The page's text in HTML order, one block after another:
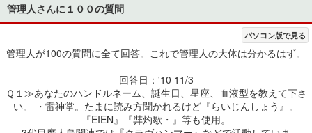
管理人さんに１００の質問
パソコン版で見る
管理人が100の質問に全て回答。これで管理人の大体は分かるはず。
回答日：'10 11/3
Ｑ１≫あなたのハンドルネーム、誕生日、星座、血液型を教えて下さ
い。 ・雷神掌。たまに読み方聞かれるけど『らいじんしょう』。
『EIEN』『弉灼歇・』等も使用。